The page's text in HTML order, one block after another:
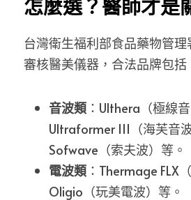
怎麼選？醫師才是
台灣衛生福利部食品藥物管理
審核醫美儀器，合法品牌包括
音波類 ：Ulthera（極線
Ultraformer III（海芙音
Sofwave（索夫波）等。
電波類 ：Thermage FLX
Oligio（玩美電波）等。